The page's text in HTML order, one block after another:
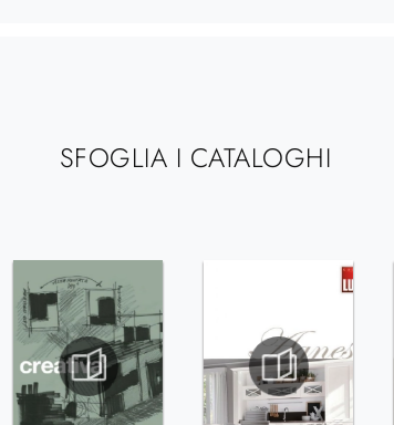
SFOGLIA I CATALOGHI